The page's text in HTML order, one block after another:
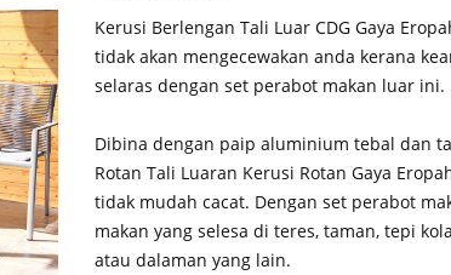
Kerusi Berlengan Tali Luar CDG Gaya
tidak akan mengecewakan anda kerana
selaras dengan set perabot makan luar ini.
Dibina dengan paip aluminium tebal dan
Rotan Tali Luaran Kerusi Rotan Gaya
tidak mudah cacat. Dengan set perabot
makan yang selesa di teres, taman, tepi
atau dalaman yang lain.